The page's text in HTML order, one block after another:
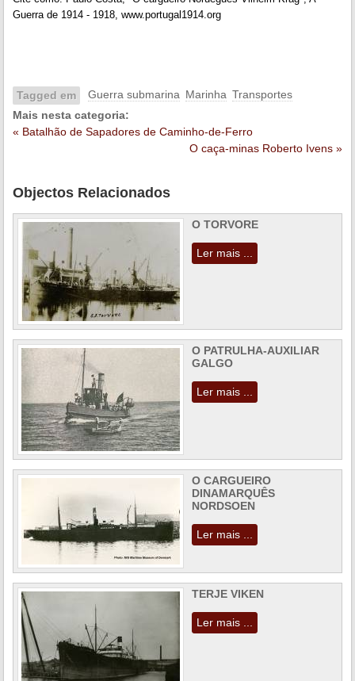
Guerra de 1914 - 1918, www.portugal1914.org
Tagged em Guerra submarina Marinha Transportes
Mais nesta categoria:
« Batalhão de Sapadores de Caminho-de-Ferro
O caça-minas Roberto Ivens »
Objectos Relacionados
O TORVORE
Ler mais ...
O PATRULHA-AUXILIAR
GALGO
Ler mais ...
O CARGUEIRO
DINAMARQUÊS
NORDSOEN
Ler mais ...
TERJE VIKEN
Ler mais ...